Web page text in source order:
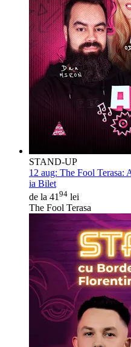
STAND-UP
12 aug: The Fool Terasa:
ia Bilet
de la 41 94 lei
The Fool Terasa